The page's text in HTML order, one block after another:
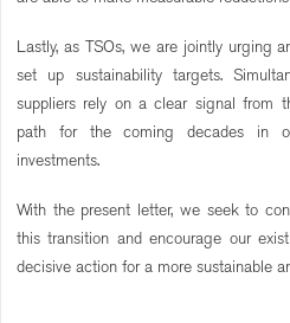
Lastly, as TSOs, we are jointly urging
set up sustainability targets.
suppliers rely on a clear signal from
path for the coming decades in
investments.
With the present letter, we seek to
this transition and encourage our
decisive action for a more sustainable